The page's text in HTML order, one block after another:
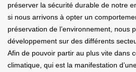
préserver la sécurité durable de notre
si nous arrivons à opter un
préservation de l’environnement, nous
développement sur des différents
Afin de pouvoir partir au plus vite dans
climatique, qui est la manifestation